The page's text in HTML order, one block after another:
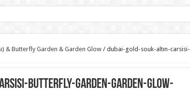
& Butterfly Garden & Garden Glow / dubai-gold-souk-altın-carsisi-
butterfly-garden-garden-glow-